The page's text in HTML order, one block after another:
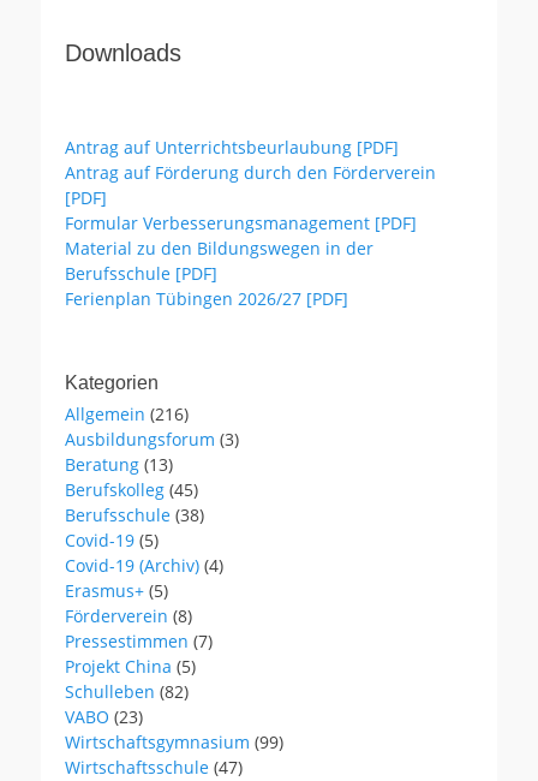
Downloads
Antrag auf Unterrichtsbeurlaubung [PDF]
Antrag auf Förderung durch den Förderverein
[PDF]
Formular Verbesserungsmanagement [PDF]
Material zu den Bildungswegen in der
Berufsschule [PDF]
Ferienplan Tübingen 2026/27 [PDF]
Kategorien
Allgemein (216)
Ausbildungsforum (3)
Beratung (13)
Berufskolleg (45)
Berufsschule (38)
Covid-19 (5)
Covid-19 (Archiv) (4)
Erasmus+ (5)
Förderverein (8)
Pressestimmen (7)
Projekt China (5)
Schulleben (82)
VABO (23)
Wirtschaftsgymnasium (99)
Wirtschaftsschule (47)